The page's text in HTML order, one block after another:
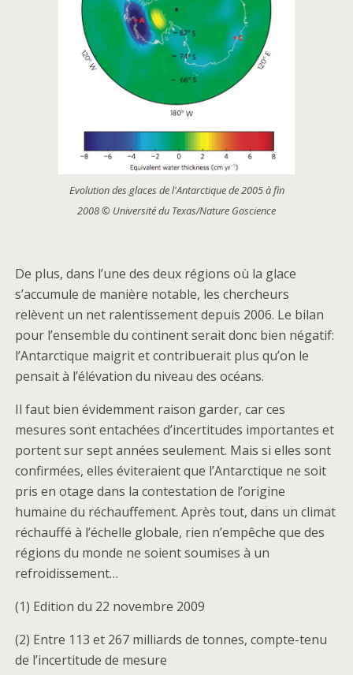
Evolution des glaces de l'Antarctique de 2005 à fin
2008 © Université du Texas/Nature Goscience
De plus, dans l’une des deux régions où la glace
s’accumule de manière notable, les chercheurs
relèvent un net ralentissement depuis 2006. Le bilan
pour l’ensemble du continent serait donc bien négatif:
l’Antarctique maigrit et contribuerait plus qu’on le
pensait à l’élévation du niveau des océans.
Il faut bien évidemment raison garder, car ces
mesures sont entachées d’incertitudes importantes et
portent sur sept années seulement. Mais si elles sont
confirmées, elles éviteraient que l’Antarctique ne soit
pris en otage dans la contestation de l’origine
humaine du réchauffement. Après tout, dans un climat
réchauffé à l’échelle globale, rien n’empêche que des
régions du monde ne soient soumises à un
refroidissement…
(1) Edition du 22 novembre 2009
(2) Entre 113 et 267 milliards de tonnes, compte-tenu
de l’incertitude de mesure